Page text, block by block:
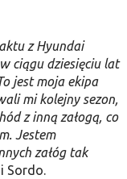
z Hyundai
ciągu dziesięciu lat
jest moja ekipa
mi kolejny sezon,
z inną załogą, co
Jestem
załóg tak
Sordo.